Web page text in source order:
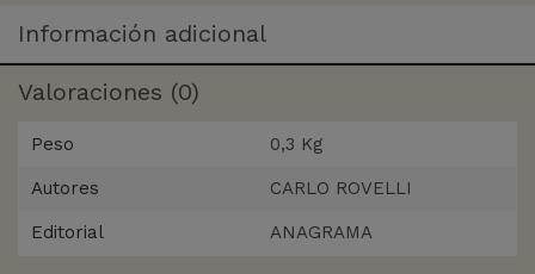
Información adicional
Valoraciones (0)
Peso 0,3 Kg
Autores CARLO ROVELLI
Editorial ANAGRAMA